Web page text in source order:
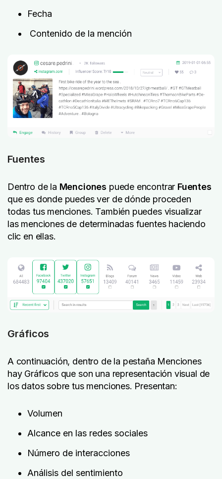
Fecha
Contenido de la mención
Fuentes
Dentro de la Menciones puede encontrar Fuentes
que es donde puedes ver de dónde proceden
todas tus menciones. También puedes visualizar
las menciones de determinadas fuentes haciendo
clic en ellas.
Gráficos
A continuación, dentro de la pestaña Menciones
hay Gráficos que son una representación visual de
los datos sobre tus menciones. Presentan:
Volumen
Alcance en las redes sociales
Número de interacciones
Análisis del sentimiento